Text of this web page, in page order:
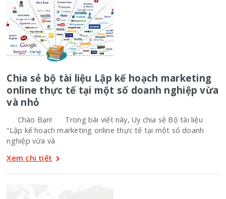
Chia sẻ bộ tài liệu Lập kế hoạch marketing
online thực tế tại một số doanh nghiệp vừa
và nhỏ
Chào Bạn! Trong bài viết này, Uy chia sẻ Bộ tài liệu
“Lập kế hoạch marketing online thực tế tại một số doanh
nghiệp vừa và
Xem chi tiết